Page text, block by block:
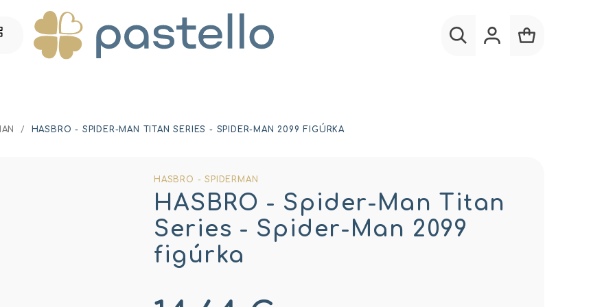
/ HASBRO - SPIDER-MAN TITAN SERIES - SPIDER-MAN 2099 FIGÚRKA
HASBRO - SPIDERMAN
HASBRO - Spider-Man Titan
Series - Spider-Man 2099
figúrka